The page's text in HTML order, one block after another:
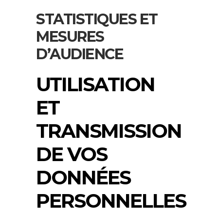
STATISTIQUES ET
MESURES
D’AUDIENCE
UTILISATION
ET
TRANSMISSION
DE VOS
DONNÉES
PERSONNELLES